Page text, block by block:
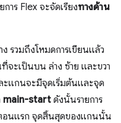
าร Flex จะจัดเรียงทางด้าน
รวมถึงโหมดการเขียนแล้ว
จะเป็นบน ล่าง ซ้าย และขวา
ะแกนจะมีจุดเริ่มต้นและจุด
main-start ดังนั้นรายการ
อนแรก จุดสิ้นสุดของแกนนั้น